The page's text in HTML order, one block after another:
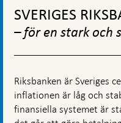
toppnavigation
SVERIGES
– för en stark och
Riksbanken är Sveriges
inflationen är låg och
finansiella systemet är